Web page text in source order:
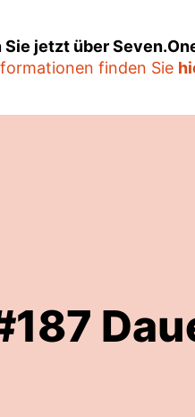
Sie jetzt über
finden Sie